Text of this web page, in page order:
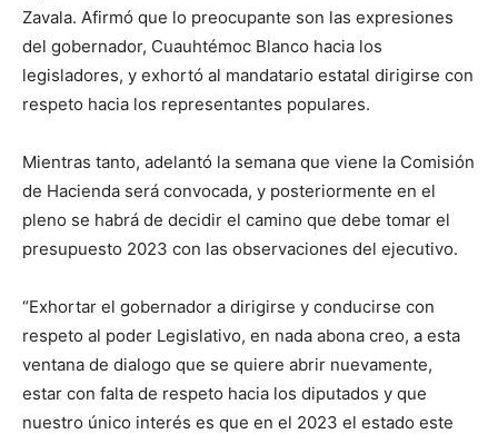
Zavala. Afirmó que lo preocupante son las expresiones
del gobernador, Cuauhtémoc Blanco hacia los
legisladores, y exhortó al mandatario estatal dirigirse con
respeto hacia los representantes populares.
Mientras tanto, adelantó la semana que viene la Comisión
de Hacienda será convocada, y posteriormente en el
pleno se habrá de decidir el camino que debe tomar el
presupuesto 2023 con las observaciones del ejecutivo.
“Exhortar el gobernador a dirigirse y conducirse con
respeto al poder Legislativo, en nada abona creo, a esta
ventana de dialogo que se quiere abrir nuevamente,
estar con falta de respeto hacia los diputados y que
nuestro único interés es que en el 2023 el estado este